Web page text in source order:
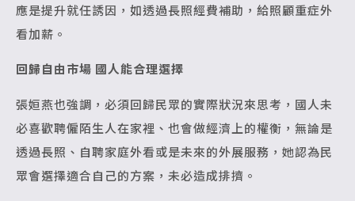
應是提升就任誘因，如透過長照經費補助，給照顧重症外
看加薪。
回歸自由市場 國人能合理選擇
張姮燕也強調，必須回歸民眾的實際狀況來思考，國人未
必喜歡聘僱陌生人在家裡、也會做經濟上的權衡，無論是
透過長照、自聘家庭外看或是未來的外展服務，她認為民
眾會選擇適合自己的方案，未必造成排擠。